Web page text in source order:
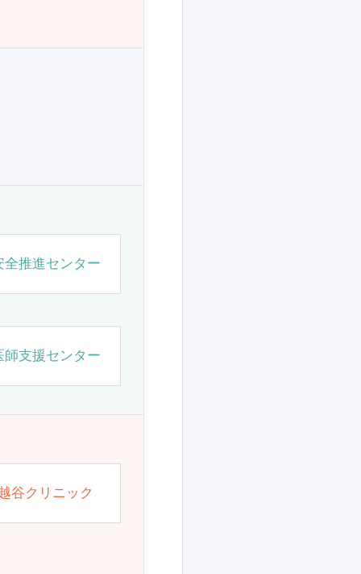
全推進センター
師支援センター
谷クリニック